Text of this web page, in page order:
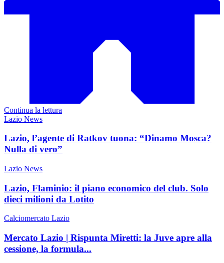
Continua la lettura
Lazio News
Lazio, l’agente di Ratkov tuona: “Dinamo Mosca?
Nulla di vero”
Lazio News
Lazio, Flaminio: il piano economico del club. Solo
dieci milioni da Lotito
Calciomercato Lazio
Mercato Lazio | Rispunta Miretti: la Juve apre alla
cessione, la formula...